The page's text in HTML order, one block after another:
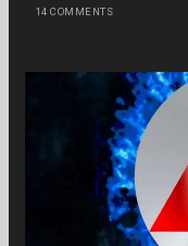
14 COMMENTS